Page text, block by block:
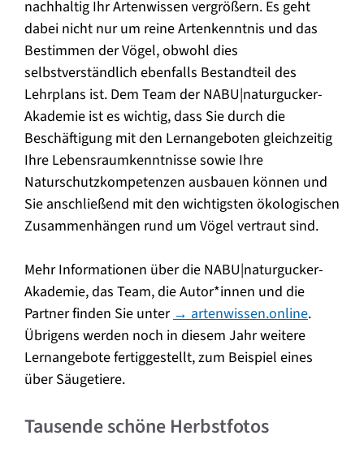
nachhaltig Ihr Artenwissen vergrößern. Es geht
dabei nicht nur um reine Artenkenntnis und das
Bestimmen der Vögel, obwohl dies
selbstverständlich ebenfalls Bestandteil des
Lehrplans ist. Dem Team der NABU|naturgucker-
Akademie ist es wichtig, dass Sie durch die
Beschäftigung mit den Lernangeboten gleichzeitig
Ihre Lebensraumkenntnisse sowie Ihre
Naturschutzkompetenzen ausbauen können und
Sie anschließend mit den wichtigsten ökologischen
Zusammenhängen rund um Vögel vertraut sind.
Mehr Informationen über die NABU|naturgucker-
Akademie, das Team, die Autor*innen und die
Partner finden Sie unter → artenwissen.online.
Übrigens werden noch in diesem Jahr weitere
Lernangebote fertiggestellt, zum Beispiel eines
über Säugetiere.
Tausende schöne Herbstfotos